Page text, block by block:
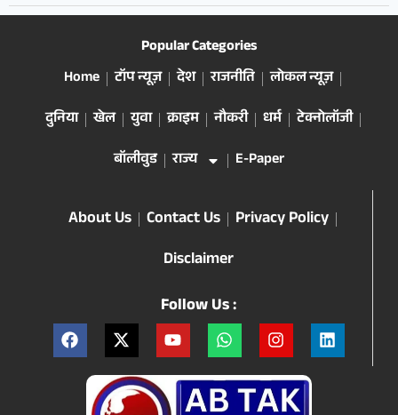
Popular Categories
Home
टॉप न्यूज़ देश राजनीति
लोकल न्यूज़
दुनिया
खेल युवा क्राइम नौकरी धर्म
टेक्नोलॉजी
बॉलीवुड
राज्य E-Paper
About Us Contact Us
Privacy Policy
Disclaimer
Follow Us :